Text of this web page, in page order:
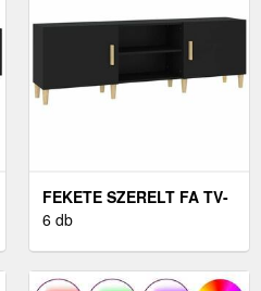
FEKETE SZERELT FA TV-
SZEKRÉNY 150 X 30 X 50
6 db